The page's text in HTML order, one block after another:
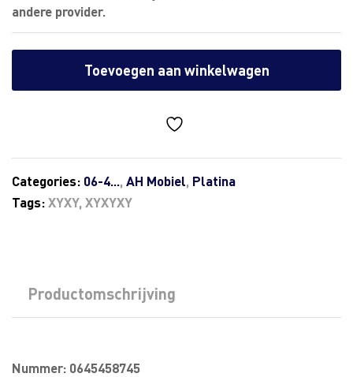
andere provider.
Toevoegen aan winkelwagen
Categories: 06-4..., AH Mobiel, Platina
Tags:XYXY, XYXYXY
Productomschrijving
Nummer: 0645458745